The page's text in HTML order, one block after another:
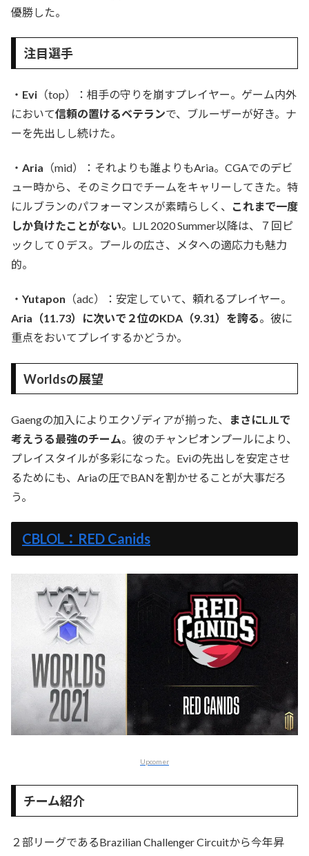
優勝した。
注目選手
・ Evi （top）：相手の守りを崩すプレイヤー。ゲーム内外
において信頼の置けるベテランで、ブルーザーが好き。ナ
ーを先出しし続けた。
・ Aria （mid）：それよりも誰よりもAria。CGAでのデビ
ュー時から、そのミクロでチームをキャリーしてきた。特
にルブランのパフォーマンスが素晴らしく、
これまで一度
しか負けたことがない。LJL 2020 Summer以降は、７回ピ
ックして０デス。プールの広さ、メタへの適応力も魅力
的。
・ Yutapon （adc）：安定していて、頼れるプレイヤー。
Aria（11.73）に次いで２位のKDA（9.31）を誇る。彼に
重点をおいてプレイするかどうか。
Worldsの展望
Gaengの加入によりエクゾディアが揃った、
まさにLJLで
考えうる最強のチーム。彼のチャンピオンプールにより、
プレイスタイルが多彩になった。Eviの先出しを安定させ
るためにも、Ariaの圧でBANを割かせることが大事だろ
う。
CBLOL：RED Canids
Upcomer
チーム紹介
２部リーグであるBrazilian Challenger Circuitから今年昇